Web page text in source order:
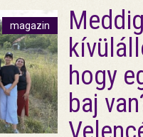
magazin
hogy
baj